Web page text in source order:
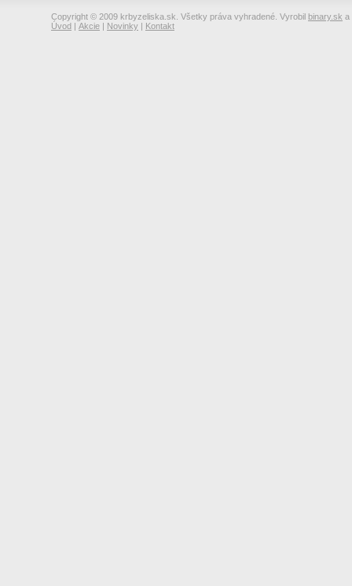
Copyright © 2009 krbyzeliska.sk. Všetky práva vyhradené. Vyrobil binary.sk a
Úvod | Akcie | Novinky | Kontakt